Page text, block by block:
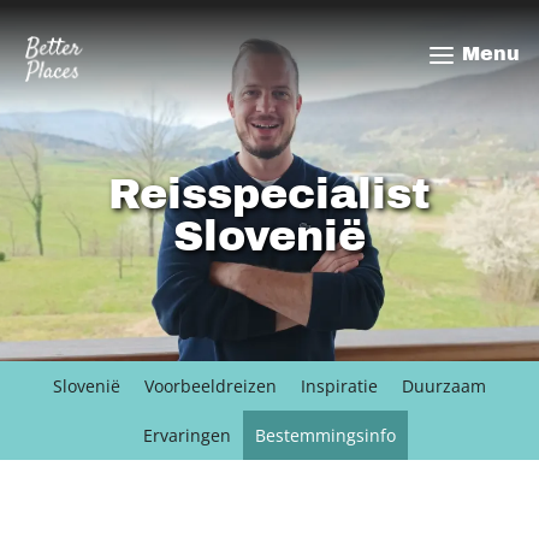
Overslaan
en
naar
de
inhoud
gaan
Reisspecialist
Slovenië
Menu
Slovenië Voorbeeldreizen Inspiratie Duurzaam
Ervaringen Bestemmingsinfo